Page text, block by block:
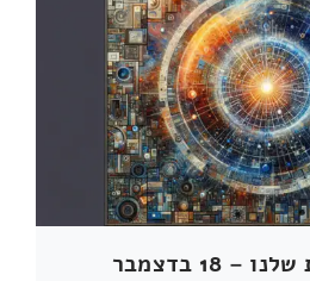
בדצמבר